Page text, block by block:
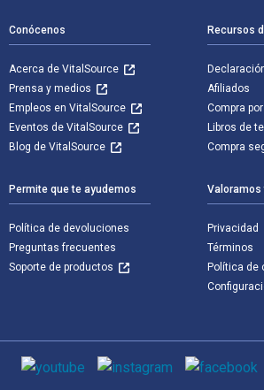
Conócenos
Acerca de VitalSource
Prensa y medios
Empleos en VitalSource
Eventos de VitalSource
Blog de VitalSource
Recursos
Afiliados
Compra
Libros de
Compra
Permite que te ayudemos
Política de devoluciones
Preguntas frecuentes
Soporte de productos
Valoramos
Privacidad
Términos
Política de
Medios de comunicación social